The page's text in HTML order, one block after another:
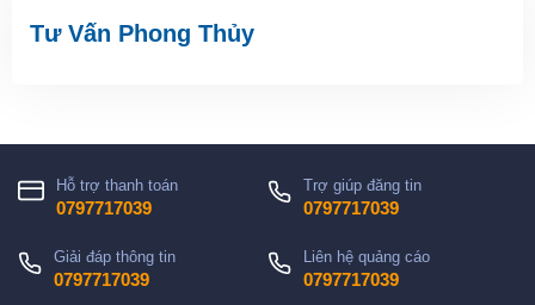
Tư Vấn Phong Thủy
Hỗ trợ thanh toán
0797717039
Trợ giúp đăng tin
0797717039
Giải đáp thông tin
0797717039
Liên hệ quảng cáo
0797717039